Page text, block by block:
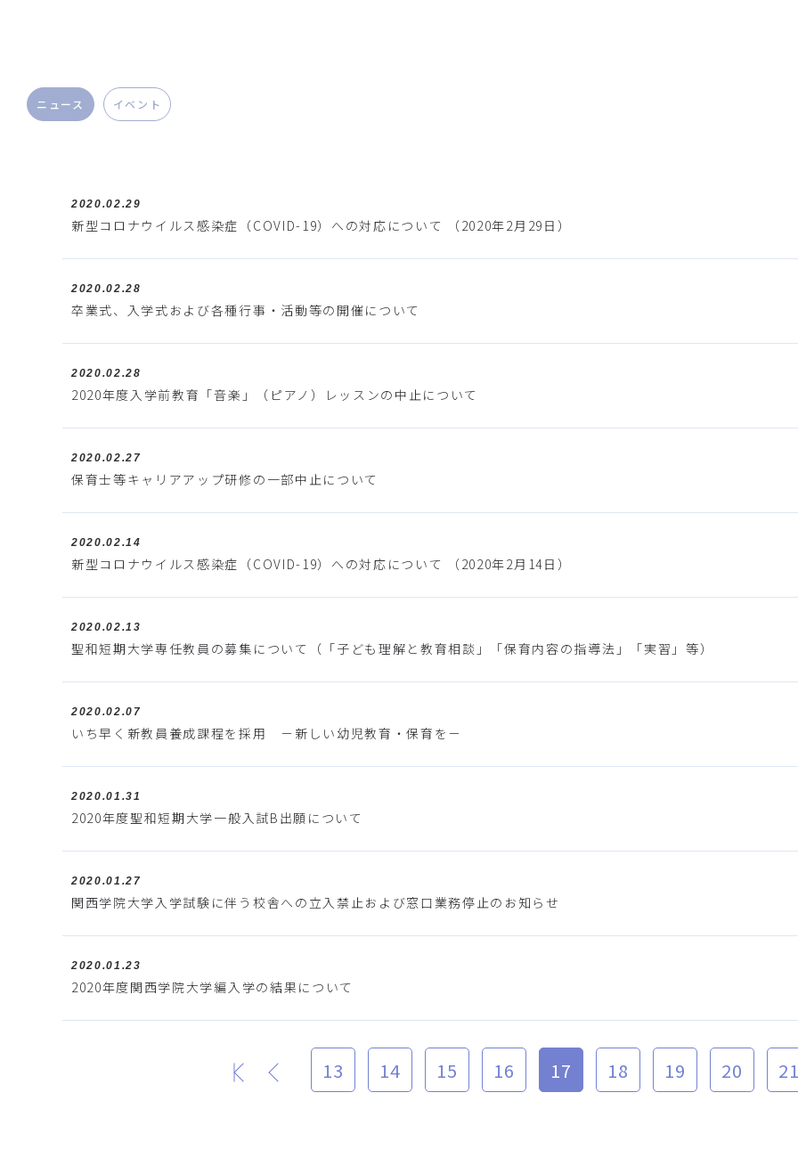
ニュース イベント
2020.02.29
新型コロナウイルス感染症（COVID-19）への対応について （2020年2月29日）
2020.02.28
卒業式、入学式および各種行事・活動等の開催について
2020.02.28
2020年度入学前教育「音楽」（ピアノ）レッスンの中止について
2020.02.27
保育士等キャリアアップ研修の一部中止について
2020.02.14
新型コロナウイルス感染症（COVID-19）への対応について （2020年2月14日）
2020.02.13
聖和短期大学専任教員の募集について（「子ども理解と教育相談」「保育内容の指導法」「実習」等）
2020.02.07
いち早く新教員養成課程を採用 －新しい幼児教育・保育を－
2020.01.31
2020年度聖和短期大学一般入試B出願について
2020.01.27
関西学院大学入学試験に伴う校舎への立入禁止および窓口業務停止のお知らせ
2020.01.23
2020年度関西学院大学編入学の結果について
最初 13 14 15 16 17 18 19 20 21